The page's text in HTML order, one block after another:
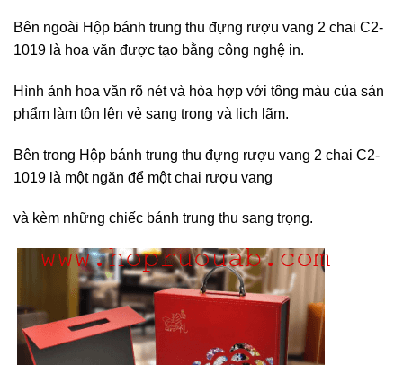
Bên ngoài Hộp bánh trung thu đựng rượu vang 2 chai C2-
1019 là hoa văn được tạo bằng công nghệ in.
Hình ảnh hoa văn rõ nét và hòa hợp với tông màu của sản
phẩm làm tôn lên vẻ sang trọng và lịch lãm.
Bên trong Hộp bánh trung thu đựng rượu vang 2 chai C2-
1019 là một ngăn để một chai rượu vang
và kèm những chiếc bánh trung thu sang trọng.